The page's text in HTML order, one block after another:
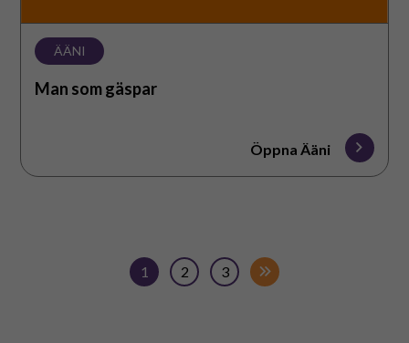
ÄÄNI
Man som gäspar
Öppna Ääni
1 2 3